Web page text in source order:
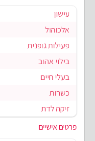
עישון
אלכוהול
פעילות גופנית
בילוי אהוב
בעלי חיים
כשרות
זיקה לדת
פרטים אישיים